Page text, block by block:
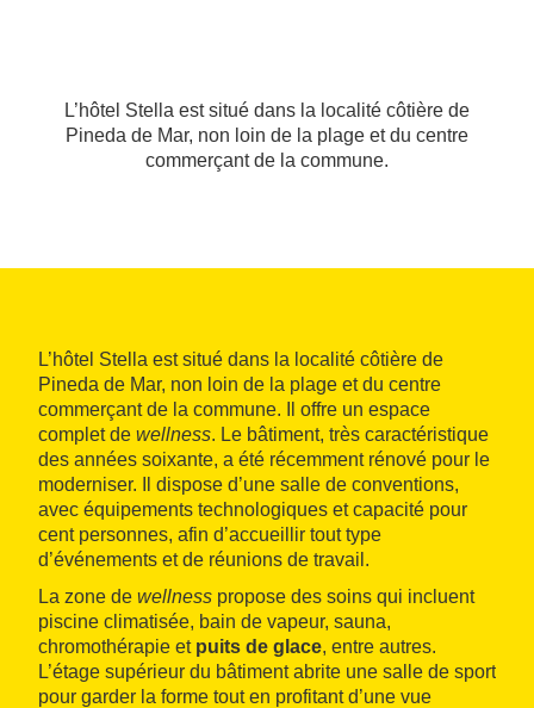
L’hôtel Stella est situé dans la localité côtière de
Pineda de Mar, non loin de la plage et du centre
commerçant de la commune.
L’hôtel Stella est situé dans la localité côtière de
Pineda de Mar, non loin de la plage et du centre
commerçant de la commune. Il offre un espace
complet de wellness. Le bâtiment, très caractéristique
des années soixante, a été récemment rénové pour le
moderniser. Il dispose d’une salle de conventions,
avec équipements technologiques et capacité pour
cent personnes, afin d’accueillir tout type
d’événements et de réunions de travail.
La zone de wellness propose des soins qui incluent
piscine climatisée, bain de vapeur, sauna,
chromothérapie et puits de glace, entre autres.
L’étage supérieur du bâtiment abrite une salle de sport
pour garder la forme tout en profitant d’une vue